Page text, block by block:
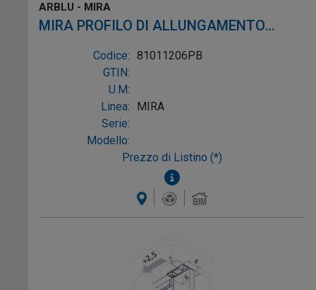
ARBLU - MIRA
MIRA PROFILO DI ALLUNGAMENTO
FORATO profilo bianco alluminio bianco
Codice: 81011206PB
GTIN:
U.M:
Linea:
MIRA
Serie:
Modello:
Prezzo di Listino (*)